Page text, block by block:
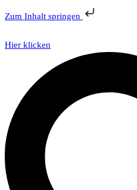
Zum Inhalt springen
Hier klicken